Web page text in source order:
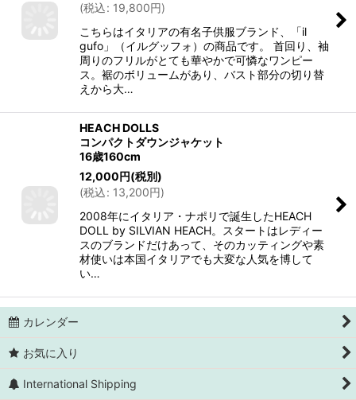
(税込: 19,800円)
こちらはイタリアの有名子供服ブランド、「il
gufo」（イルグッフォ）の商品です。 首回り、袖
周りのフリルがとても華やかで可憐なワンピー
ス。裾のボリュームがあり、バスト部分の切り替
えから大…
HEACH DOLLS
コンパクトダウンジャケット
16歳160cm
12,000円(税別)
(税込: 13,200円)
2008年にイタリア・ナポリで誕生したHEACH
DOLL by SILVIAN HEACH。スタートはレディー
スのブランドだけあって、そのカッティングや素
材使いは本国イタリアでも大変な人気を博して
い…
カレンダー
お気に入り
International Shipping